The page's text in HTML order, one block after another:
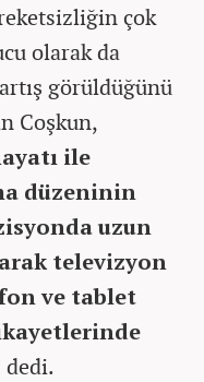
çok
olarak da
görüldüğünü
Coşkun,
ile
düzeninin
uzun
televizyon
ve tablet
dedi.